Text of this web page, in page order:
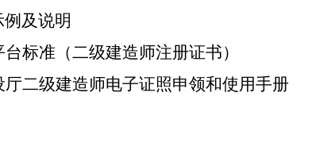
及说明
标准（二级建造师注册证书）
厅二级建造师电子证照申领和使用手册